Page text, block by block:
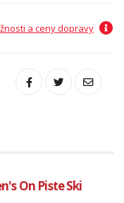
a ceny dopravy
On Piste Ski